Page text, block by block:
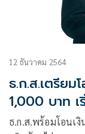
12 ธันวาคม 2564
ธ.ก.ส.เตรียม
1,000 บาท เ
ธ.ก.ส.พร้อมโอนเ